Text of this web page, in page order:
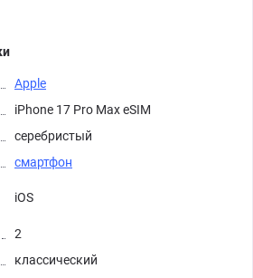
Apple
iPhone 17 Pro Max eSIM
серебристый
смартфон
iOS
2
классический